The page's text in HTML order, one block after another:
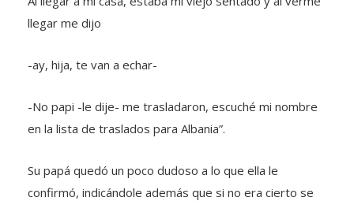
llegar me dijo
-ay, hija, te van a echar-
-No papi -le dije- me trasladaron, escuché mi nombre
en la lista de traslados para Albania”.
Su papá quedó un poco dudoso a lo que ella le
confirmó, indicándole además que si no era cierto se